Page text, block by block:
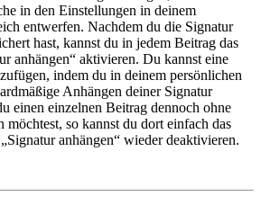
in den Einstellungen in deinem
entwerfen. Nachdem du die Signatur
hast, kannst du in jedem Beitrag das
anhängen“ aktivieren. Du kannst eine
indem du in deinem persönlichen
Anhängen deiner Signatur
einen einzelnen Beitrag dennoch ohne
möchtest, so kannst du dort einfach das
anhängen“ wieder deaktivieren.